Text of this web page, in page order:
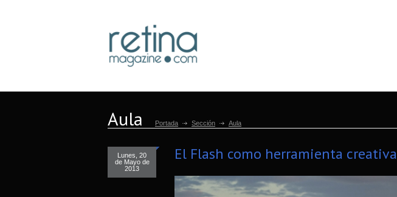
Aula Portada Sección Aula
Lunes, 20
de Mayo de
2013
El Flash como herramienta creativa